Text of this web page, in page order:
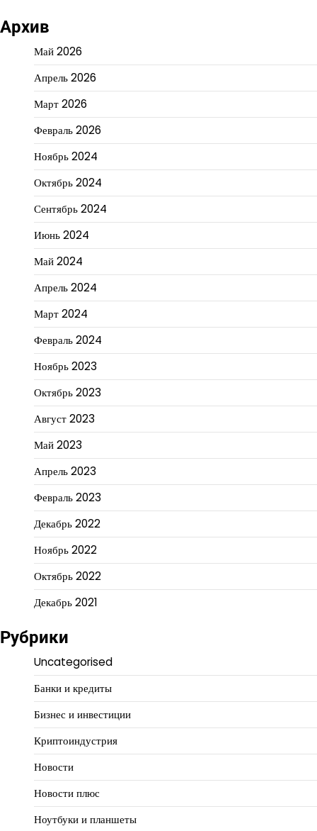
Архив
Май 2026
Апрель 2026
Март 2026
Февраль 2026
Ноябрь 2024
Октябрь 2024
Сентябрь 2024
Июнь 2024
Май 2024
Апрель 2024
Март 2024
Февраль 2024
Ноябрь 2023
Октябрь 2023
Август 2023
Май 2023
Апрель 2023
Февраль 2023
Декабрь 2022
Ноябрь 2022
Октябрь 2022
Декабрь 2021
Рубрики
Uncategorised
Банки и кредиты
Бизнес и инвестиции
Криптоиндустрия
Новости
Новости плюс
Ноутбуки и планшеты